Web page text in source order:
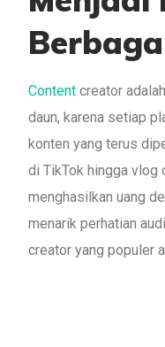
Content creator
daun, karena setiap
konten yang terus
di TikTok hingga vlog
menghasilkan uang
menarik perhatian
creator yang populer